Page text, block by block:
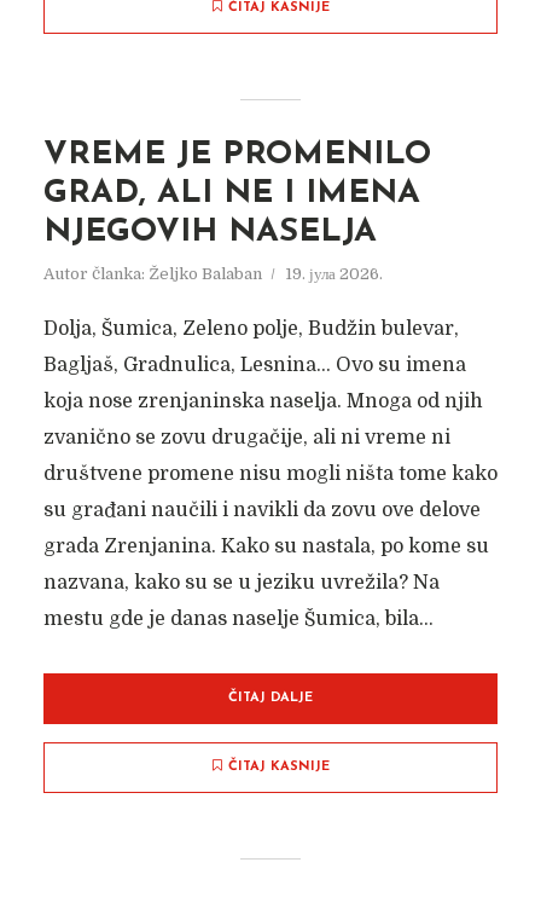
ČITAJ KASNIJE
VREME JE PROMENILO
GRAD, ALI NE I IMENA
NJEGOVIH NASELJA
Autor članka: Željko Balaban 19. јула 2026.
Dolja, Šumica, Zeleno polje, Budžin bulevar,
Bagljaš, Gradnulica, Lesnina… Ovo su imena
koja nose zrenjaninska naselja. Mnoga od njih
zvanično se zovu drugačije, ali ni vreme ni
društvene promene nisu mogli ništa tome kako
su građani naučili i navikli da zovu ove delove
grada Zrenjanina. Kako su nastala, po kome su
nazvana, kako su se u jeziku uvrežila? Na
mestu gde je danas naselje Šumica, bila...
ČITAJ DALJE
ČITAJ KASNIJE